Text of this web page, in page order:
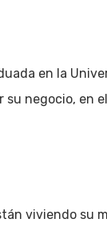
en la
su negocio, en
viviendo su